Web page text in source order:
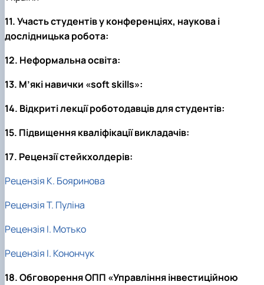
11. Участь студентів у конференціях, наукова і
дослідницька робота:
12. Неформальна освіта:
13. М’які навички «soft skills»:
14. Відкриті лекції роботодавців для студентів:
15. Підвищення кваліфікації викладачів:
17. Рецензії стейкхолдерів:
Рецензія К. Бояринова
Рецензія Т. Пуліна
Рецензія І. Мотько
Рецензія І. Конончук
18. Обговорення ОПП «Управління інвестиційною